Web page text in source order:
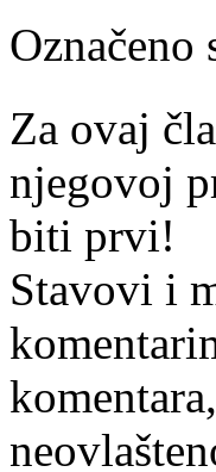
Označeno
Za ovaj
njegovoj
biti prvi!
Stavovi i